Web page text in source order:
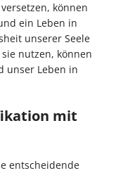
können
ein Leben in
unserer Seele
nutzen, können
unser Leben in
mit
entscheidende